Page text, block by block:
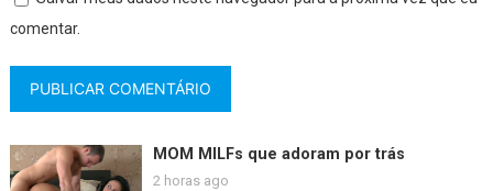
comentar.
MOM MILFs que adoram por trás
2 horas ago